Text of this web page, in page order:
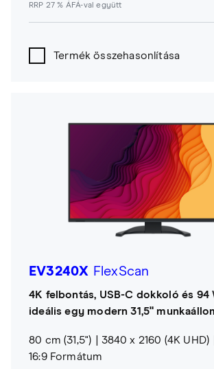
RRP 27 % ÁFÁ-val együtt
Termék összehasonlítása
EV3240X FlexScan
4K felbontás, USB-C dokkoló és 94
ideális egy modern 31,5"
80 cm (31,5")
3840 x 2160 (4K UHD)
16:9 Formátum